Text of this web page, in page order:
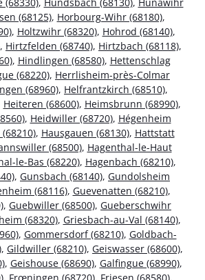
(68125), Horbourg-Wihr (68180),
, Holtzwihr (68320), Hohrod (68140),
, Hirtzfelden (68740), Hirtzbach (68118),
, Hindlingen (68580), Hettenschlag
(68220), Herrlisheim-près-Colmar
(68960), Helfrantzkirch (68510),
Heiteren (68600), Heimsbrunn (68990),
, Heidwiller (68720), Hégenheim
, Hausgauen (68130), Hattstatt
(68500), Hagenthal-le-Haut
le-Bas (68220), Hagenbach (68210),
, Gunsbach (68140), Gundolsheim
(68116), Guevenatten (68210),
, Guebwiller (68500), Gueberschwihr
(68320), Griesbach-au-Val (68140),
, Gommersdorf (68210), Goldbach-
, Gildwiller (68210), Geiswasser (68600),
, Geishouse (68690), Galfingue (68990),